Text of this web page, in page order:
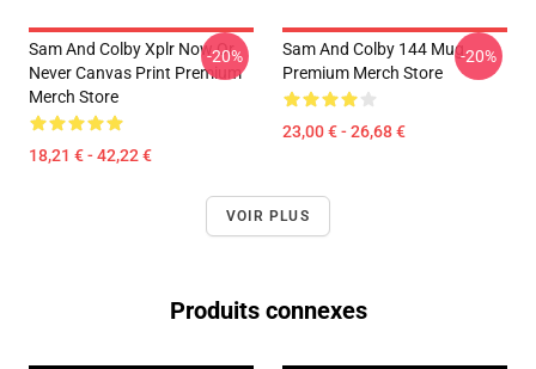
Sam And Colby Xplr Now Or
Never Canvas Print Premium
Merch Store
18,21 € - 42,22 €
-20%
Sam And Colby 144 Mug
Premium Merch Store
23,00 € - 26,68 €
-20%
VOIR PLUS
Produits connexes